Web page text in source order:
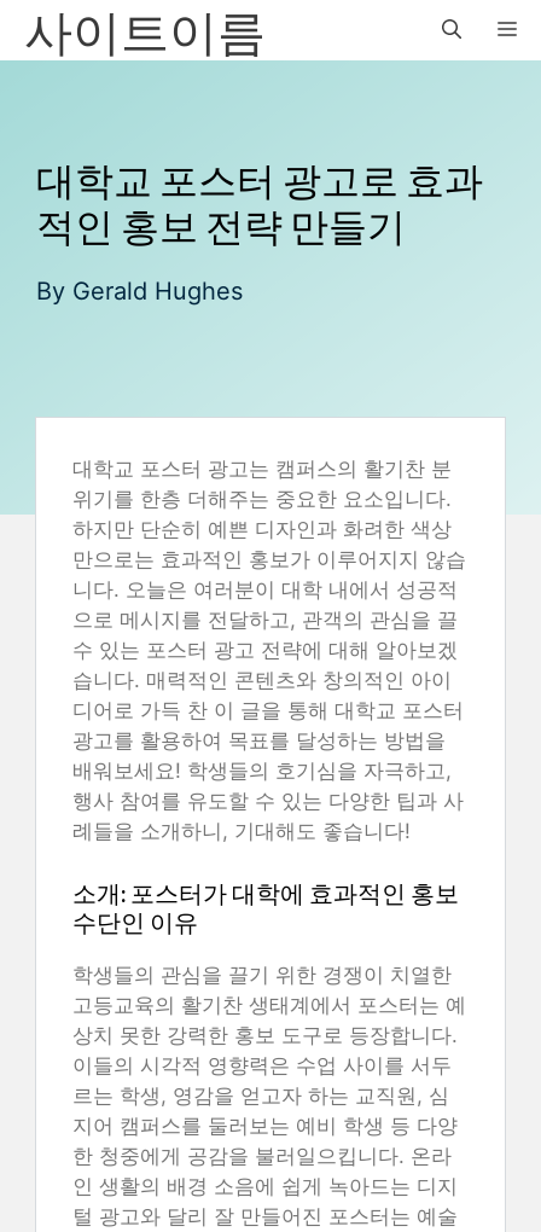
Skip사이트이름
대학교 포스터 광고로 효과
적인 홍보 전략 만들기
By Gerald Hughes
대학교 포스터 광고는 캠퍼스의 활기찬 분
위기를 한층 더해주는 중요한 요소입니다.
하지만 단순히 예쁜 디자인과 화려한 색상
만으로는 효과적인 홍보가 이루어지지 않습
니다. 오늘은 여러분이 대학 내에서 성공적
으로 메시지를 전달하고, 관객의 관심을 끌
수 있는 포스터 광고 전략에 대해 알아보겠
습니다. 매력적인 콘텐츠와 창의적인 아이
디어로 가득 찬 이 글을 통해 대학교 포스터
광고를 활용하여 목표를 달성하는 방법을
배워보세요! 학생들의 호기심을 자극하고,
행사 참여를 유도할 수 있는 다양한 팁과 사
례들을 소개하니, 기대해도 좋습니다!
소개: 포스터가 대학에 효과적인 홍보
수단인 이유
학생들의 관심을 끌기 위한 경쟁이 치열한
고등교육의 활기찬 생태계에서 포스터는 예
상치 못한 강력한 홍보 도구로 등장합니다.
이들의 시각적 영향력은 수업 사이를 서두
르는 학생, 영감을 얻고자 하는 교직원, 심
지어 캠퍼스를 둘러보는 예비 학생 등 다양
한 청중에게 공감을 불러일으킵니다. 온라
인 생활의 배경 소음에 쉽게 녹아드는 디지
털 광고와 달리 잘 만들어진 포스터는 예술